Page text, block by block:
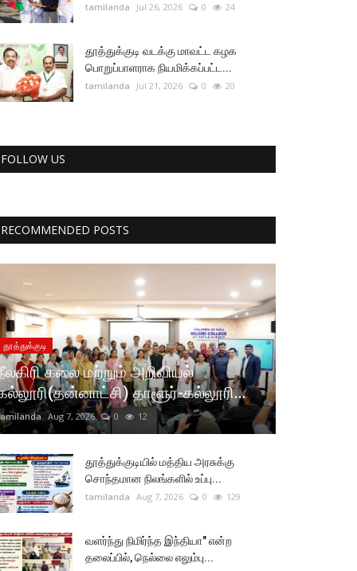
tamilanda Jul 26, 2026 0 24
தூத்துக்குடி வடக்கு மாவட்ட கழக
பொறுப்பாளராக நியமிக்கப்பட்ட...
tamilanda Jul 21, 2026 0 20
FOLLOW US
RECOMMENDED POSTS
தூத்துக்குடி
கலை மற்றும் அறிவியல்
தாளூர்-கல்லூரி...
Aug 7, 2026 0 12
தூத்துக்குடியில் மத்திய அரசுக்கு
சொந்தமான நிலங்களில் உப்பு...
tamilanda Aug 7, 2026 0 129
வளர்ந்து நிமிர்ந்த இந்தியா" என்ற
தலைப்பில், நெல்லை எலும்பு...